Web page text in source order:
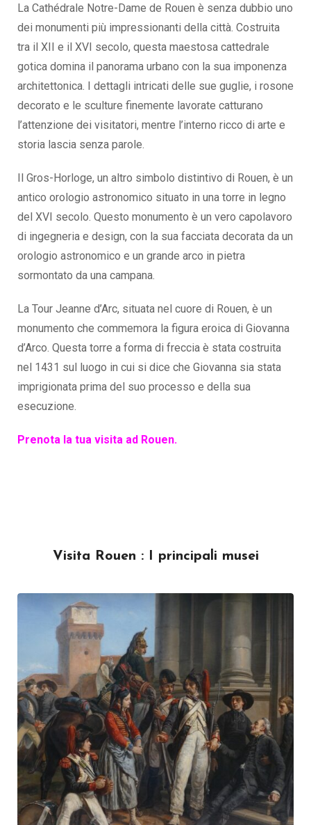
La Cathédrale Notre-Dame de Rouen è senza dubbio uno
dei monumenti più impressionanti della città. Costruita
tra il XII e il XVI secolo, questa maestosa cattedrale
gotica domina il panorama urbano con la sua imponenza
architettonica. I dettagli intricati delle sue guglie, i rosone
decorato e le sculture finemente lavorate catturano
l’attenzione dei visitatori, mentre l’interno ricco di arte e
storia lascia senza parole.
Il Gros-Horloge, un altro simbolo distintivo di Rouen, è un
antico orologio astronomico situato in una torre in legno
del XVI secolo. Questo monumento è un vero capolavoro
di ingegneria e design, con la sua facciata decorata da un
orologio astronomico e un grande arco in pietra
sormontato da una campana.
La Tour Jeanne d’Arc, situata nel cuore di Rouen, è un
monumento che commemora la figura eroica di Giovanna
d’Arco. Questa torre a forma di freccia è stata costruita
nel 1431 sul luogo in cui si dice che Giovanna sia stata
imprigionata prima del suo processo e della sua
esecuzione.
Prenota la tua visita ad Rouen.
Visita Rouen : I principali musei